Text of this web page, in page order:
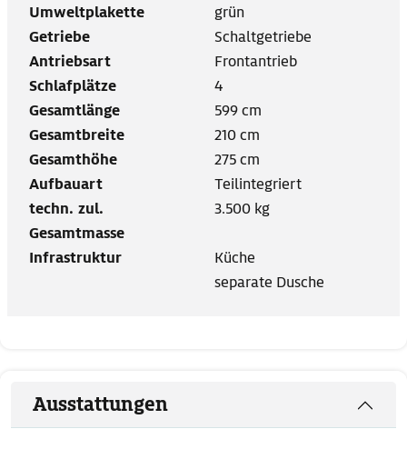
Umweltplakette
grün
Getriebe
Schaltgetriebe
Antriebsart
Frontantrieb
Schlafplätze
4
Gesamtlänge
599 cm
Gesamtbreite
210 cm
Gesamthöhe
275 cm
Aufbauart
Teilintegriert
techn. zul.
Gesamtmasse
3.500 kg
Infrastruktur
Küche
separate Dusche
Ausstattungen